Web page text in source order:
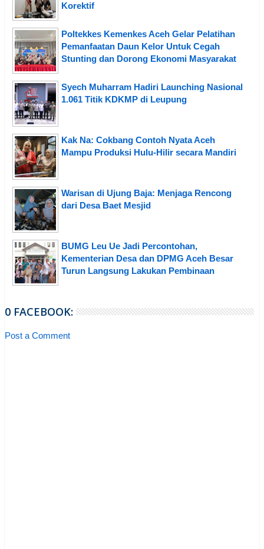
Korektif
Poltekkes Kemenkes Aceh Gelar Pelatihan
Pemanfaatan Daun Kelor Untuk Cegah
Stunting dan Dorong Ekonomi Masyarakat
Syech Muharram Hadiri Launching Nasional
1.061 Titik KDKMP di Leupung
Kak Na: Cokbang Contoh Nyata Aceh
Mampu Produksi Hulu-Hilir secara Mandiri
Warisan di Ujung Baja: Menjaga Rencong
dari Desa Baet Mesjid
BUMG Leu Ue Jadi Percontohan,
Kementerian Desa dan DPMG Aceh Besar
Turun Langsung Lakukan Pembinaan
0 FACEBOOK:
Post a Comment